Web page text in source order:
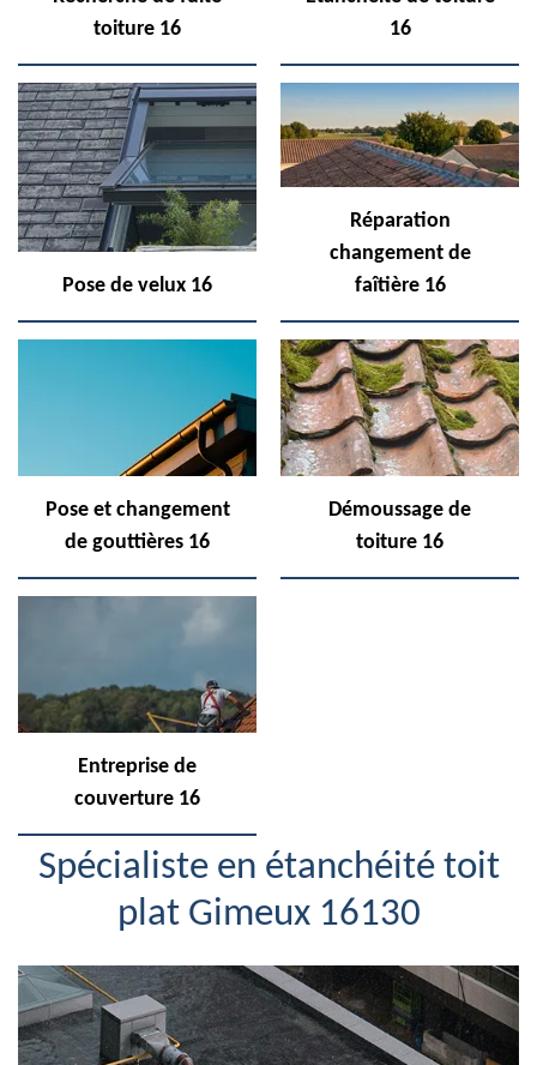
toiture 16
16
Pose de velux 16
Réparation
changement de
faîtière 16
Pose et changement
de gouttières 16
Démoussage de
toiture 16
Entreprise de
couverture 16
Spécialiste en étanchéité toit
plat Gimeux 16130